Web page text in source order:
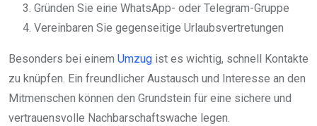
Gründen Sie eine WhatsApp- oder Telegram-Gruppe
Vereinbaren Sie gegenseitige Urlaubsvertretungen
Besonders bei einem Umzug ist es wichtig, schnell Kontakte
zu knüpfen. Ein freundlicher Austausch und Interesse an den
Mitmenschen können den Grundstein für eine sichere und
vertrauensvolle Nachbarschaftswache legen.